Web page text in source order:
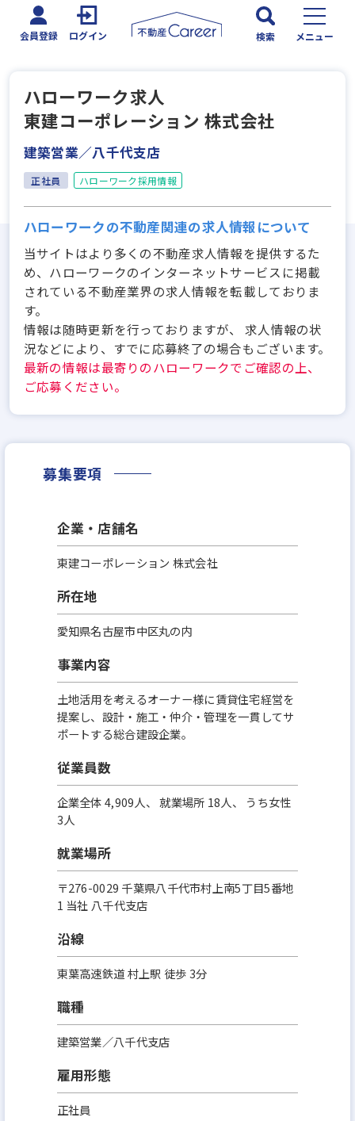
会員登録 ログイン 検索 メニュー
ハローワーク求人
東建コーポレーション 株式会社
建築営業／八千代支店
正社員 ハローワーク採用情報
ハローワークの不動産関連の求人情報について
当サイトはより多くの不動産求人情報を提供するた
め、ハローワークのインターネットサービスに掲載
されている不動産業界の求人情報を転載しておりま
す。
情報は随時更新を行っておりますが、 求人情報の状
況などにより、すでに応募終了の場合もございます。
最新の情報は最寄りのハローワークでご確認の上、
ご応募ください。
募集要項
企業・店舗名
東建コーポレーション 株式会社
所在地
愛知県名古屋市中区丸の内
事業内容
土地活用を考えるオーナー様に賃貸住宅経営を
提案し、設計・施工・仲介・管理を一貫してサ
ポートする総合建設企業。
従業員数
企業全体 4,909人、 就業場所 18人、 うち女性
3人
就業場所
〒276-0029 千葉県八千代市村上南5丁目5番地
1 当社 八千代支店
沿線
東葉高速鉄道 村上駅 徒歩 3分
職種
建築営業／八千代支店
雇用形態
正社員